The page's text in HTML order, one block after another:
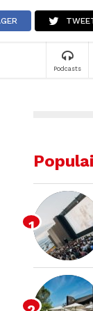
Podcasts